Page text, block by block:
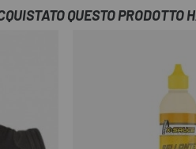
QUESTO PRODOTTO